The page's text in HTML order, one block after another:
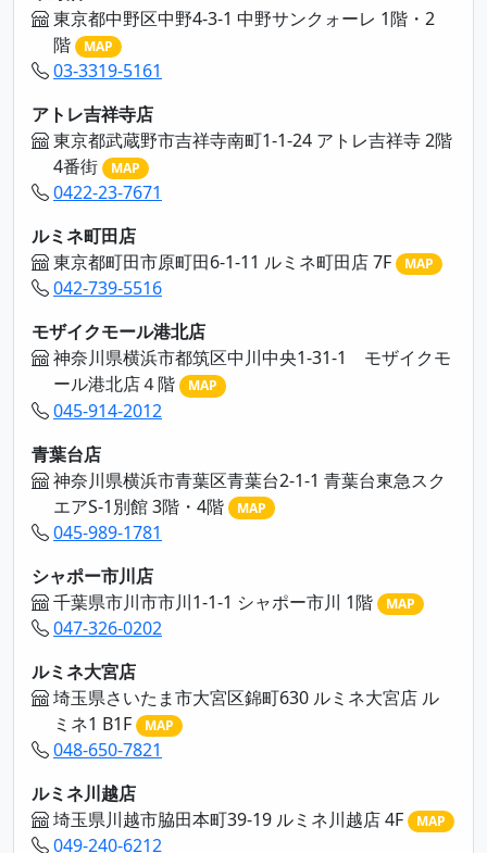
東京都中野区中野4-3-1 中野サンクォーレ 1階・2
階
MAP
03-3319-5161
アトレ吉祥寺店
東京都武蔵野市吉祥寺南町1-1-24 アトレ吉祥寺 2階
4番街
MAP
0422-23-7671
ルミネ町田店
東京都町田市原町田6-1-11 ルミネ町田店 7F
MAP
042-739-5516
モザイクモール港北店
神奈川県横浜市都筑区中川中央1-31-1 モザイクモ
ール港北店４階
MAP
045-914-2012
青葉台店
神奈川県横浜市青葉区青葉台2-1-1 青葉台東急スク
エアS-1別館 3階・4階
MAP
045-989-1781
シャポー市川店
千葉県市川市市川1-1-1 シャポー市川 1階
MAP
047-326-0202
ルミネ大宮店
埼玉県さいたま市大宮区錦町630 ルミネ大宮店 ル
ミネ1 B1F
MAP
048-650-7821
ルミネ川越店
埼玉県川越市脇田本町39-19 ルミネ川越店 4F
MAP
049-240-6212